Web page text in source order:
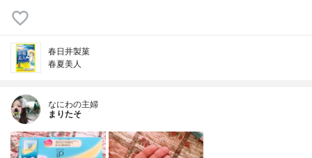
春日井製菓
春夏美人
なにわの主婦
まりたそ